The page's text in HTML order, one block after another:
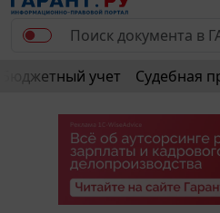
Бюджетный учет Судебная